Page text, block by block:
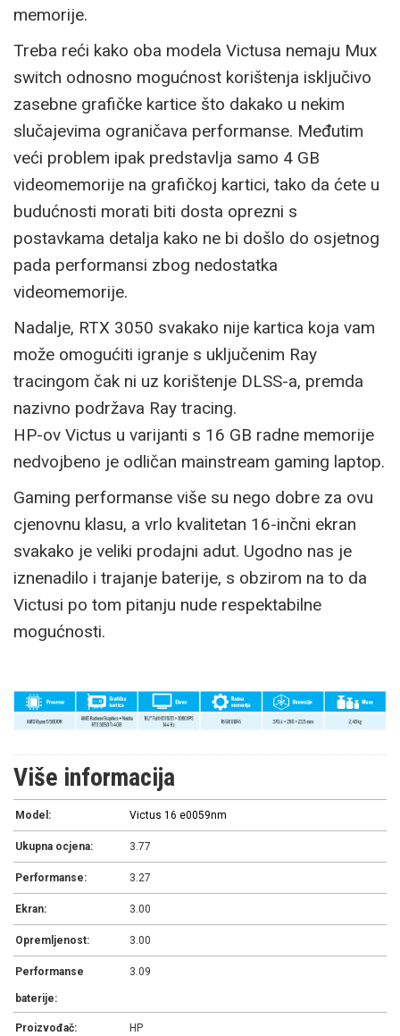
memorije.
Treba reći kako oba modela Victusa nemaju Mux
switch odnosno mogućnost korištenja isključivo
zasebne grafičke kartice što dakako u nekim
slučajevima ograničava performanse. Međutim
veći problem ipak predstavlja samo 4 GB
videomemorije na grafičkoj kartici, tako da ćete u
budućnosti morati biti dosta oprezni s
postavkama detalja kako ne bi došlo do osjetnog
pada performansi zbog nedostatka
videomemorije.
Nadalje, RTX 3050 svakako nije kartica koja vam
može omogućiti igranje s uključenim Ray
tracingom čak ni uz korištenje DLSS-a, premda
nazivno podržava Ray tracing.
HP-ov Victus u varijanti s 16 GB radne memorije
nedvojbeno je odličan mainstream gaming laptop.
Gaming performanse više su nego dobre za ovu
cjenovnu klasu, a vrlo kvalitetan 16-inčni ekran
svakako je veliki prodajni adut. Ugodno nas je
iznenadilo i trajanje baterije, s obzirom na to da
Victusi po tom pitanju nude respektabilne
mogućnosti.
Više informacija
Model: Victus 16 e0059nm
Ukupna ocjena: 3.77
Performanse: 3.27
Ekran: 3.00
Opremljenost: 3.00
Performanse
baterije:
3.09
Proizvođač: HP